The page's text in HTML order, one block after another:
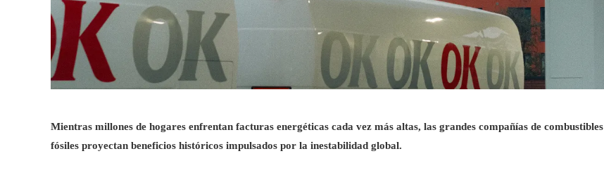
Mientras millones de hogares enfrentan facturas energéticas cada vez más altas, las grandes compañías de combustibles
fósiles proyectan beneficios históricos impulsados por la inestabilidad global.